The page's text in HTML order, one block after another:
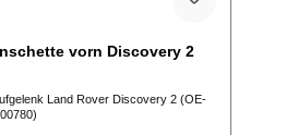
vorn Discovery 2
Land Rover Discovery 2 (OE-